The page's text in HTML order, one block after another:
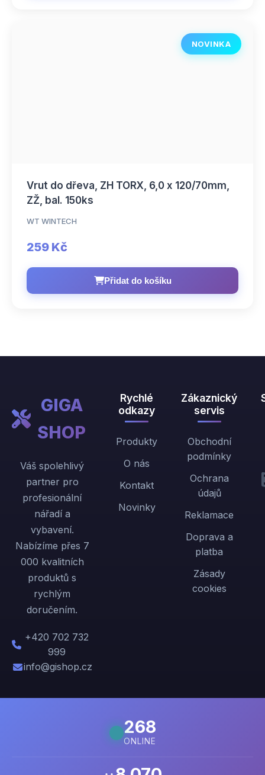
NOVINKA
Vrut do dřeva, ZH TORX, 6,0 x 120/70mm,
ZŽ, bal. 150ks
WT WINTECH
259 Kč
Přidat do košíku
GIGA
SHOP
Váš spolehlivý
partner pro
profesionální
nářadí a
vybavení.
Nabízíme přes 7
000 kvalitních
produktů s
rychlým
doručením.
+420 702 732
999
info@gishop.cz
Rychlé
odkazy
Produkty
O nás
Kontakt
Novinky
Zákaznický
servis
Obchodní
podmínky
Ochrana
údajů
Reklamace
Doprava a
platba
Zásady
cookies
268
ONLINE